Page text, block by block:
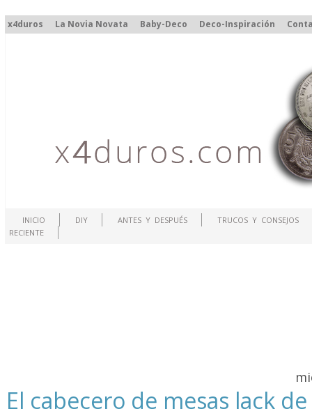
x4duros La Novia Novata Baby-Deco Deco-Inspiración
INICIO DIY ANTES Y DESPUÉS
TRUCOS Y CONSEJOS
RECIENTE
El cabecero de mesas lack